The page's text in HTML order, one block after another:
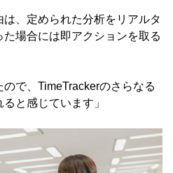
、定められた分析をリアルタ
場合には即アクションを取る
で、TimeTrackerのさらなる
と感じています」